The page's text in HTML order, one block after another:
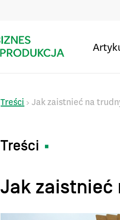
Treści >Jak zaistnieć na
Treści
Jak zaistnieć